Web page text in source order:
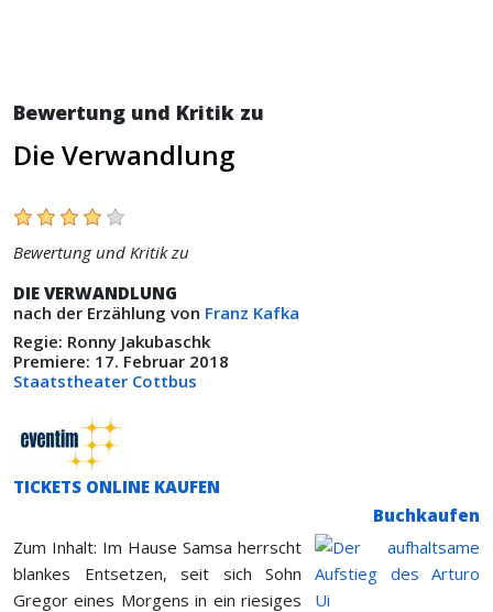
Bewertung und Kritik zu
Die Verwandlung
Bewertung und Kritik zu
DIE VERWANDLUNG
nach der Erzählung von Franz Kafka
Regie: Ronny Jakubaschk
Premiere: 17. Februar 2018
Staatstheater Cottbus
TICKETS ONLINE KAUFEN
Buchkaufen
Zum Inhalt: Im Hause Samsa herrscht
blankes Entsetzen, seit sich Sohn
Gregor eines Morgens in ein riesiges